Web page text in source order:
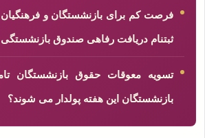
فرصت کم برای بازنشستگان و فرهنگیان
ثبتنام دریافت رفاهی صندوق بازنشستگی
تسویه معوقات حقوق بازنشستگان
بازنشستگان این هفته پولدار می شوند؟